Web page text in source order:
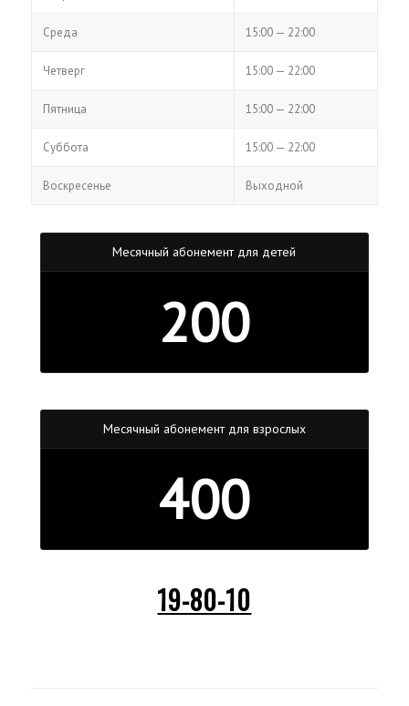
Среда 15:00 — 22:00
Четверг 15:00 — 22:00
Пятница 15:00 — 22:00
Суббота 15:00 — 22:00
Воскресенье Выходной
Месячный абонемент для детей
200
Месячный абонемент для взрослых
400
19-80-10